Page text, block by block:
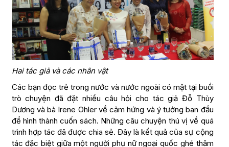
Hai tác giả và các nhân vật
Các bạn đọc trẻ trong nước và nước ngoài có mặt tại buổi
trò chuyện đã đặt nhiều câu hỏi cho tác giả Đỗ Thùy
Dương và bà Irene Ohler về cảm hứng và ý tưởng ban đầu
để hình thành cuốn sách. Những câu chuyện thú vị về quá
trình hợp tác đã được chia sẻ. Đây là kết quả của sự cộng
tác đặc biệt giữa một người phụ nữ ngoại quốc ghé thăm